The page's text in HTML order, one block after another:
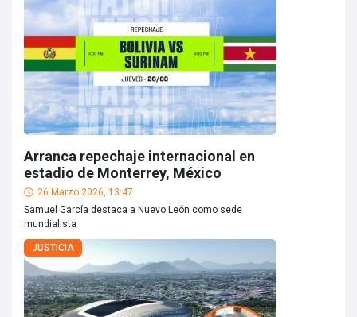
Arranca repechaje internacional en
estadio de Monterrey, México
26 Marzo 2026, 13:47
Samuel García destaca a Nuevo León como sede
mundialista
JUSTICIA